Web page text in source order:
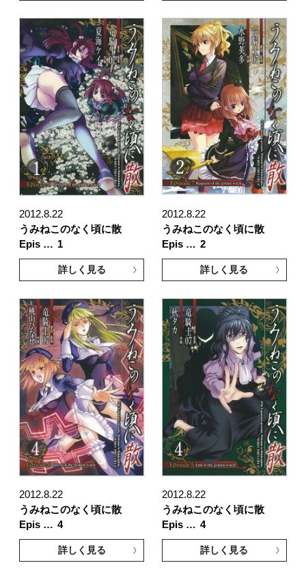
2012.8.22
うみねこのなく頃に散
Epis … 1
詳しく見る
2012.8.22
うみねこのなく頃に散
Epis … 2
詳しく見る
2012.8.22
うみねこのなく頃に散
Epis … 4
詳しく見る
2012.8.22
うみねこのなく頃に散
Epis … 4
詳しく見る